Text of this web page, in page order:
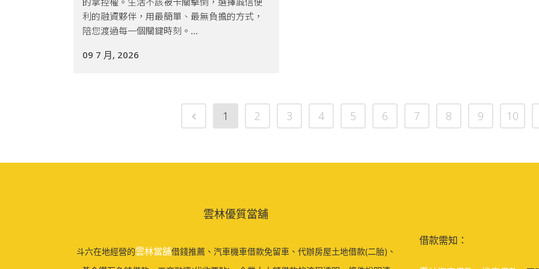
利的融資夥伴，用最簡單、最無負擔的方式，
陪您渡過每一個關鍵時刻。...
09 7 月, 2026
1 2 3 4 5 6 7 8 9 10
雲林優質當舖
斗六在地經營的雲林當舖借錢推薦、汽車機車借款免留車、代辦房屋土地借款(二胎)、
借款需知：